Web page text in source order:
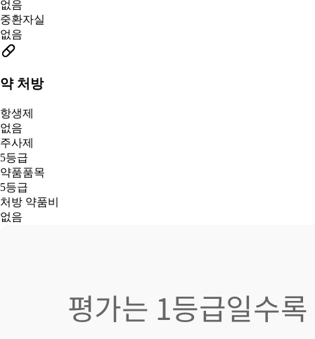
없음
중환자실
없음
약 처방
항생제
없음
주사제
5등급
약품품목
5등급
처방 약품비
없음